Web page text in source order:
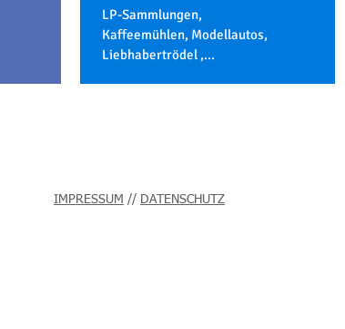
LP-Sammlungen,
Kaffeemühlen, Modellautos,
Liebhabertrödel ,...
IMPRESSUM // DATENSCHUTZ